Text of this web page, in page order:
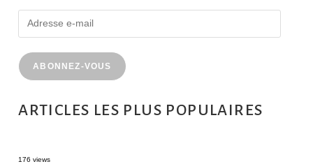
ABONNEZ-VOUS
ARTICLES LES PLUS POPULAIRES
176 views